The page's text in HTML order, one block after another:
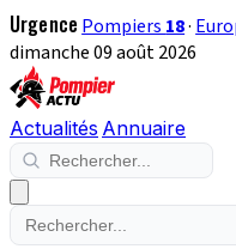
Urgence Pompiers 18·
dimanche 09 août 2026
Actualités Annuaire